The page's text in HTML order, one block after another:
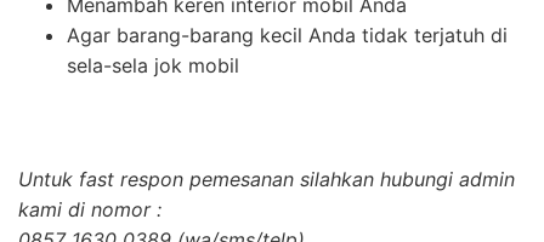
Menambah keren interior mobil Anda
Agar barang-barang kecil Anda tidak terjatuh di
sela-sela jok mobil
Untuk fast respon pemesanan silahkan hubungi admin
kami di nomor :